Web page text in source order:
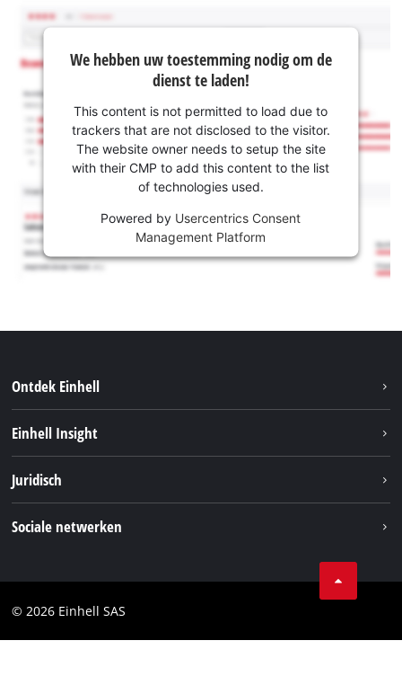
We hebben uw toestemming nodig om de
dienst te laden!
This content is not permitted to load due to
trackers that are not disclosed to the visitor.
The website owner needs to setup the site
with their CMP to add this content to the list
of technologies used.
Powered by Usercentrics Consent
Management Platform
Ontdek Einhell
Service
Einhell Insight
Carrière
Juridisch
Compliance
Sociale netwerken
Youtube
© 2026 Einhell SAS